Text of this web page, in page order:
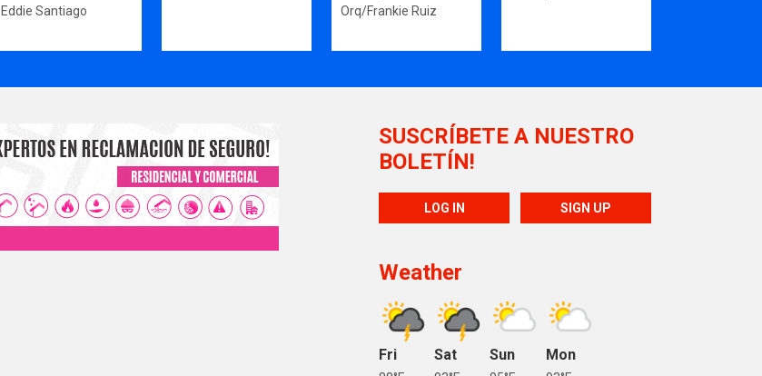
Eddie Santiago
Orq/Frankie Ruiz
SUSCRÍBETE A NUESTRO
BOLETÍN!
LOG IN SIGN UP
Weather
Fri Sat Sun Mon